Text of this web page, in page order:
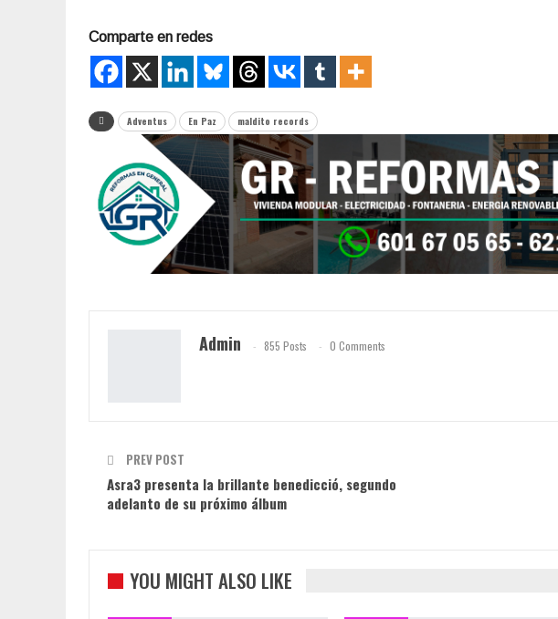
Comparte en redes
Adventus En Paz maldito records
Admin 855 Posts 0 Comments
PREV POST
Asra3 presenta la brillante benedicció, segundo
adelanto de su próximo álbum
YOU MIGHT ALSO LIKE